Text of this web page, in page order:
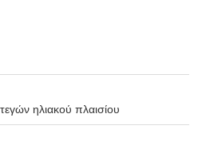
ηλιακού πλαισίου